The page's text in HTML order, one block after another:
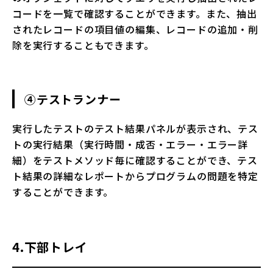
コードを一覧で確認することができます。また、抽出
されたレコードの項目値の編集、レコードの追加・削
除を実行することもできます。
④テストランナー
実行したテストのテスト結果パネルが表示され、テス
トの実行結果（実行時間・成否・エラー・エラー詳
細）をテストメソッド毎に確認することができ、テス
ト結果の詳細なレポートからプログラムの問題を特定
することができます。
4.下部トレイ